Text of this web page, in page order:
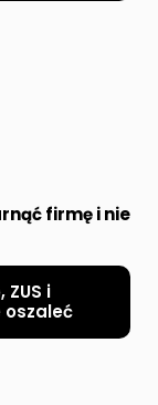
firmę i nie
i
oszaleć